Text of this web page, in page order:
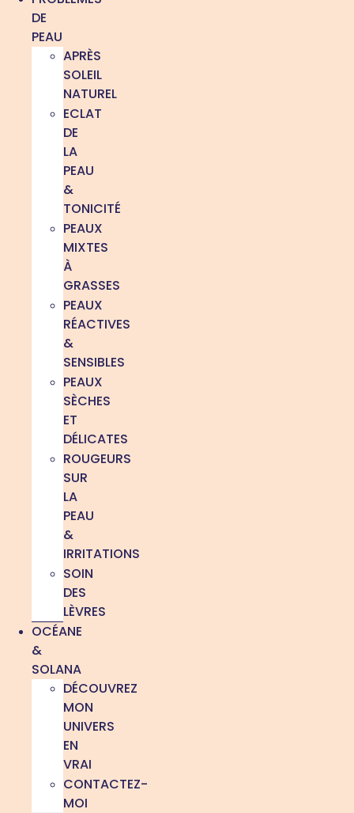
DE
PEAU
APRÈS
SOLEIL
NATUREL
ECLAT
DE
LA
PEAU
&
TONICITÉ
PEAUX
MIXTES
À
GRASSES
PEAUX
RÉACTIVES
&
SENSIBLES
PEAUX
SÈCHES
ET
DÉLICATES
ROUGEURS
SUR
LA
PEAU
&
IRRITATIONS
SOIN
DES
LÈVRES
OCÉANE
&
SOLANA
DÉCOUVREZ
MON
UNIVERS
EN
VRAI
CONTACTEZ-
MOI